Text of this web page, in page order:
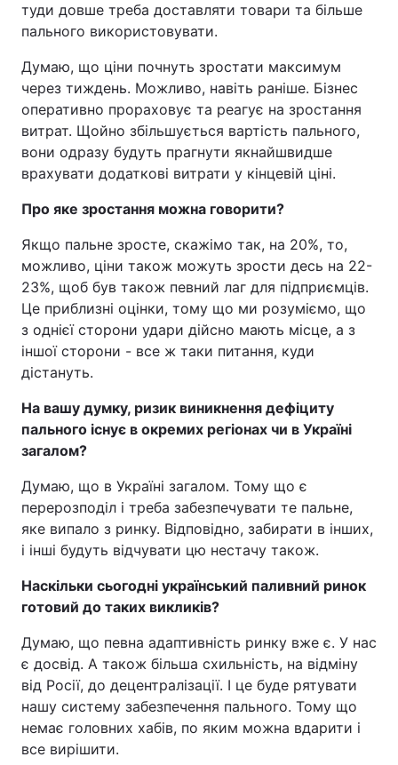
туди довше треба доставляти товари та більше
пального використовувати.
Думаю, що ціни почнуть зростати максимум
через тиждень. Можливо, навіть раніше. Бізнес
оперативно прораховує та реагує на зростання
витрат. Щойно збільшується вартість пального,
вони одразу будуть прагнути якнайшвидше
врахувати додаткові витрати у кінцевій ціні.
Про яке зростання можна говорити?
Якщо пальне зросте, скажімо так, на 20%, то,
можливо, ціни також можуть зрости десь на 22-
23%, щоб був також певний лаг для підприємців.
Це приблизні оцінки, тому що ми розуміємо, що
з однієї сторони удари дійсно мають місце, а з
іншої сторони - все ж таки питання, куди
дістануть.
На вашу думку, ризик виникнення дефіциту
пального існує в окремих регіонах чи в Україні
загалом?
Думаю, що в Україні загалом. Тому що є
перерозподіл і треба забезпечувати те пальне,
яке випало з ринку. Відповідно, забирати в інших,
і інші будуть відчувати цю нестачу також.
Наскільки сьогодні український паливний ринок
готовий до таких викликів?
Думаю, що певна адаптивність ринку вже є. У нас
є досвід. А також більша схильність, на відміну
від Росії, до децентралізації. І це буде рятувати
нашу систему забезпечення пального. Тому що
немає головних хабів, по яким можна вдарити і
все вирішити.